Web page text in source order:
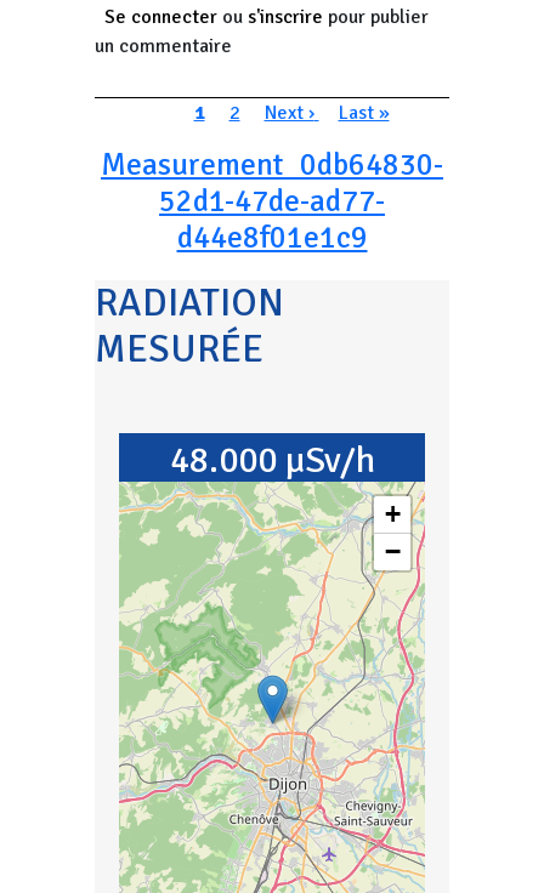
Se connecter ou s'inscrire pour publier
un commentaire
PaginationPage courante
1 Page
2 Page suivante
Next › Dernière page
Last »
Measurement_0db64830-
52d1-47de-ad77-
d44e8f01e1c9
RADIATION
MESURÉE
48.000 µSv/h
+
−